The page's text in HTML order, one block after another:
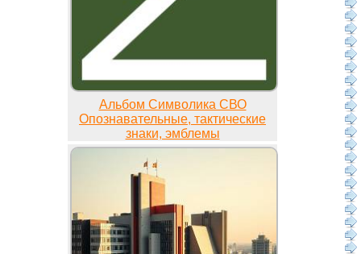
Альбом Символика СВО
Опознавательные, тактические
знаки, эмблемы